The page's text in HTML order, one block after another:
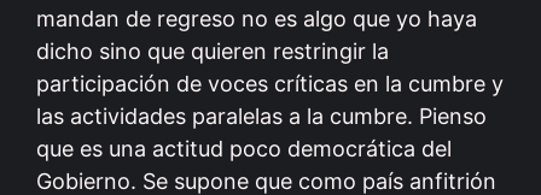
mandan de regreso no es algo que yo haya
dicho sino que quieren restringir la
participación de voces críticas en la cumbre y
las actividades paralelas a la cumbre. Pienso
que es una actitud poco democrática del
Gobierno. Se supone que como país anfitrión